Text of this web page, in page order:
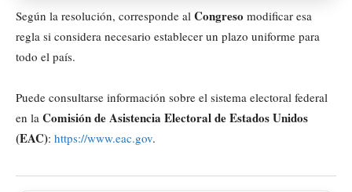
Según la resolución, corresponde al Congreso modificar esa
regla si considera necesario establecer un plazo uniforme para
todo el país.
Puede consultarse información sobre el sistema electoral federal
en la Comisión de Asistencia Electoral de Estados Unidos
(EAC): https://www.eac.gov.